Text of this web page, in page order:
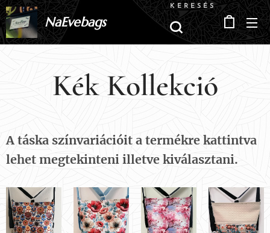
NaEvebags
KERESÉS
Kék Kollekció
A táska színvariációit a termékre kattintva
lehet megtekinteni illetve kiválasztani.